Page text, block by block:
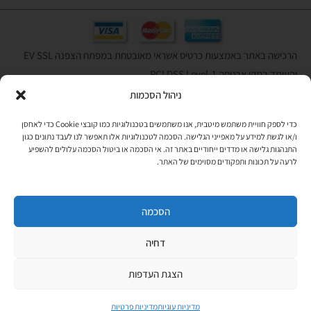
ניהול הסכמות
כדי לספק חוויית משתמש מיטבית, אנו משתמשים בטכנולוגיות כמו קובצי Cookie כדי לאחסן
ו/או לגשת למידע על מאפייני הגלישה. הסכמה לטכנולוגיות אלו תאפשר לנו לעבד נתונים כגון
התנהגות גלישה או מדדים ייחודיים באתר זה. אי הסכמה או ביטול הסכמה עלולים להשפיע
לרעה על תכונות ותפקודים מסוימים של האתר.
הסכמה
דחיה
הצגת העדפות
מדיניות עוגיותמדיניות פרטיות
הרכישה באתר באמצעות כרטיס אשראי מאובטחת במפתח הצפנה EV SSL
והעומד בתקן אבטחה PCI DSS Level-1
לתקנון האתר»
תהיו בקשר
להטריד. רק טיפים לשימושכם, מידע על דברים חדשים בחנות, מבצעים
וכדומה. מוזמנים להקליד את כתובת המייל שלכם: